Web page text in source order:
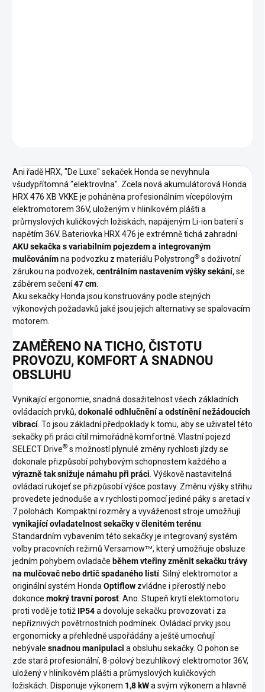
Ani řadě HRX, "De Luxe" sekaček Honda se nevyhnula
všudypřítomná "elektrovlna". Zcela nová akumulátorová Honda
HRX 476 XB VKKE je poháněna profesionálním vícepólovým
elektromotorem 36V, uloženým v hliníkovém plášti a
průmyslových kuličkových ložiskách, napájeným Li-ion baterií s
napětím 36V. Bateriovka HRX 476 je extrémně tichá zahradní
AKU sekačka s variabilním pojezdema integrovaným
mulčovánímna podvozku z materiálu Polystrong® s doživotní
zárukou na podvozek, centrálním nastavením výšky sekání,se
záběrem sečení47 cm.
Aku sekačky Honda jsou konstruovány podle stejných
výkonových požadavků jaké jsou jejich alternativy se spalovacím
motorem.
ZAMĚŘENO NA TICHO, ČISTOTU
PROVOZU, KOMFORT A SNADNOU
OBSLUHU
Vynikající ergonomie, snadná dosažitelnost všech základních
ovládacích prvků, dokonalé odhlučnění a odstínění nežádoucích
vibrací. To jsou základní předpoklady k tomu, aby se uživatel této
sekačky při práci cítil mimořádně komfortně. Vlastní pojezd
SELECT Drive® s možností plynulé změny rychlosti jízdy se
dokonale přizpůsobí pohybovým schopnostem každého a
výrazně tak snižuje námahu při práci . Výškově nastavitelná
ovládací rukojeť se přizpůsobí výšce postavy. Změnu výšky střihu
provedete jednoduše a v rychlosti pomocí jediné páky s aretací v
7 polohách. Kompaktní rozměry a vyváženost stroje umožňují
vynikající ovladatelnost sekačky v členitém terénu
Standardním vybavením této sekačky je integrovaný systém
volby pracovních režimů VersamowTM, který umožňuje obsluze
jedním pohybem ovladače během vteřiny změnit sekačku trávy
na mulčovač nebo drtič spadaného listí. Silný elektromotor a
originální systém Honda Optiflow zvládne i přerostlý nebo
dokonce mokrý travní porost . Ano. Stupeň krytí elektomotoru
proti vodě je totiž IP54a dovoluje sekačku provozovat i za
nepříznivých povětrnostních podmínek. Ovládací prvky jsou
ergonomicky a přehledně uspořádány a ještě umocňují
nebývale snadnou manipulaci a obsluhu sekačky. O pohon se
zde stará profesionální, 8-pólový bezuhlíkový elektromotor 36V,
uložený v hliníkovém plášti a průmyslových kuličkových
ložiskách. Disponuje výkonem 1,8 kWa svým výkonem a hlavně